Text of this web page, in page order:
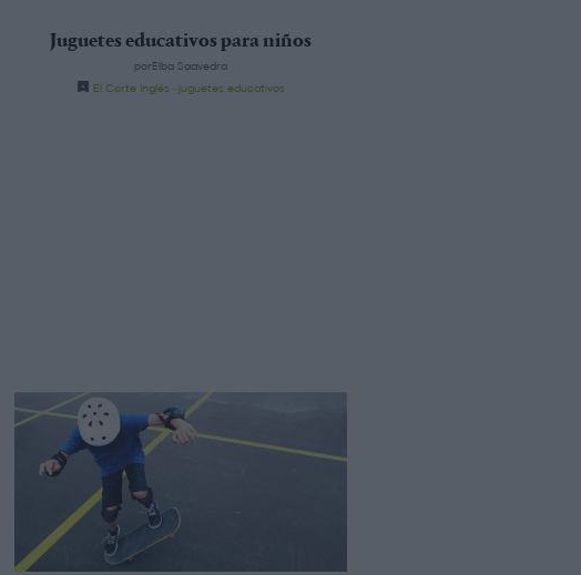
Juguetes educativos para niños
porElba Saavedra
El Corte Inglés
juguetes educativos